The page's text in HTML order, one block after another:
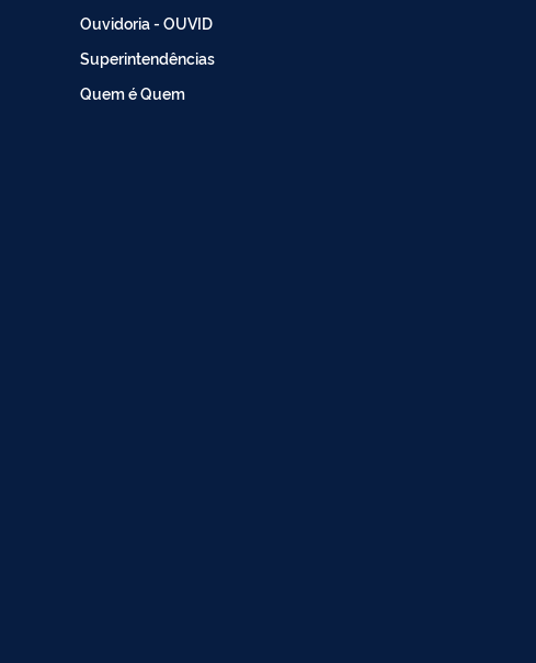
Ouvidoria - OUVID
Superintendências
Quem é Quem